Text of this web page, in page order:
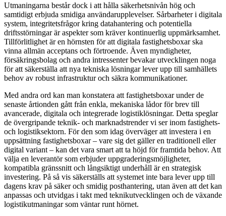
Utmaningarna består dock i att hålla säkerhetsnivån hög och
samtidigt erbjuda smidiga användarupplevelser. Sårbarheter i digitala
system, integritetsfrågor kring datahantering och potentiella
driftsstörningar är aspekter som kräver kontinuerlig uppmärksamhet.
Tillförlitlighet är en hörnsten för att digitala fastighetsboxar ska
vinna allmän acceptans och förtroende. Även myndigheter,
försäkringsbolag och andra intressenter bevakar utvecklingen noga
för att säkerställa att nya tekniska lösningar lever upp till samhällets
behov av robust infrastruktur och säkra kommunikationer.
Med andra ord kan man konstatera att fastighetsboxar under de
senaste årtionden gått från enkla, mekaniska lådor för brev till
avancerade, digitala och integrerade logistiklösningar. Detta speglar
de övergripande teknik- och marknadstrender vi ser inom fastighets-
och logistiksektorn. För den som idag överväger att investera i en
uppsättning fastighetsboxar – vare sig det gäller en traditionell eller
digital variant – kan det vara smart att ta höjd för framtida behov. Att
välja en leverantör som erbjuder uppgraderingsmöjligheter,
kompatibla gränssnitt och långsiktigt underhåll är en strategisk
investering. På så vis säkerställs att systemet inte bara lever upp till
dagens krav på säker och smidig posthantering, utan även att det kan
anpassas och utvidgas i takt med teknikutvecklingen och de växande
logistikutmaningar som väntar runt hörnet.